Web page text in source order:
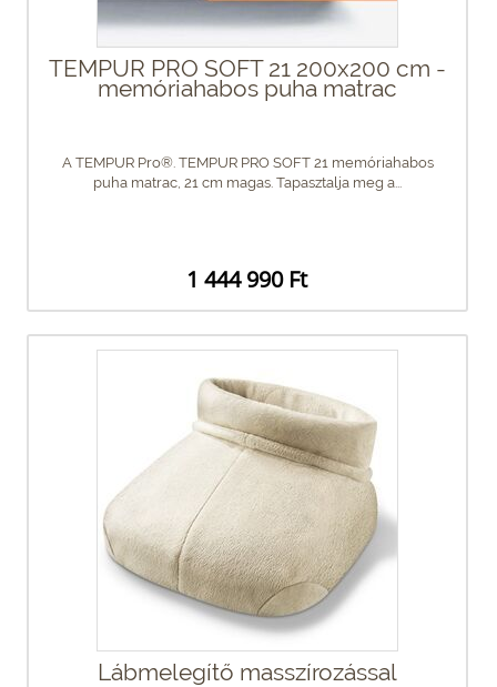
TEMPUR PRO SOFT 21 200x200 cm -
memóriahabos puha matrac
A TEMPUR Pro®. TEMPUR PRO SOFT 21 memóriahabos
puha matrac, 21 cm magas. Tapasztalja meg a...
1 444 990 Ft
Lábmelegítő masszírozással